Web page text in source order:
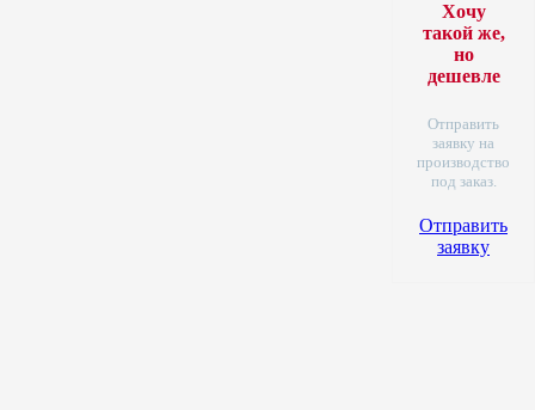
Хочу
такой же,
но
дешевле
Отправить
заявку на
производство
под заказ.
Отправить
заявку